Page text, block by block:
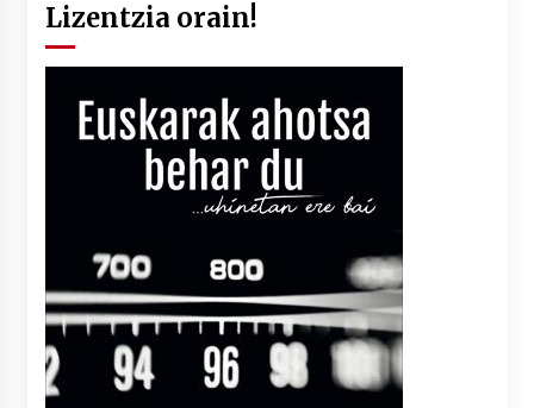
Lizentzia orain!